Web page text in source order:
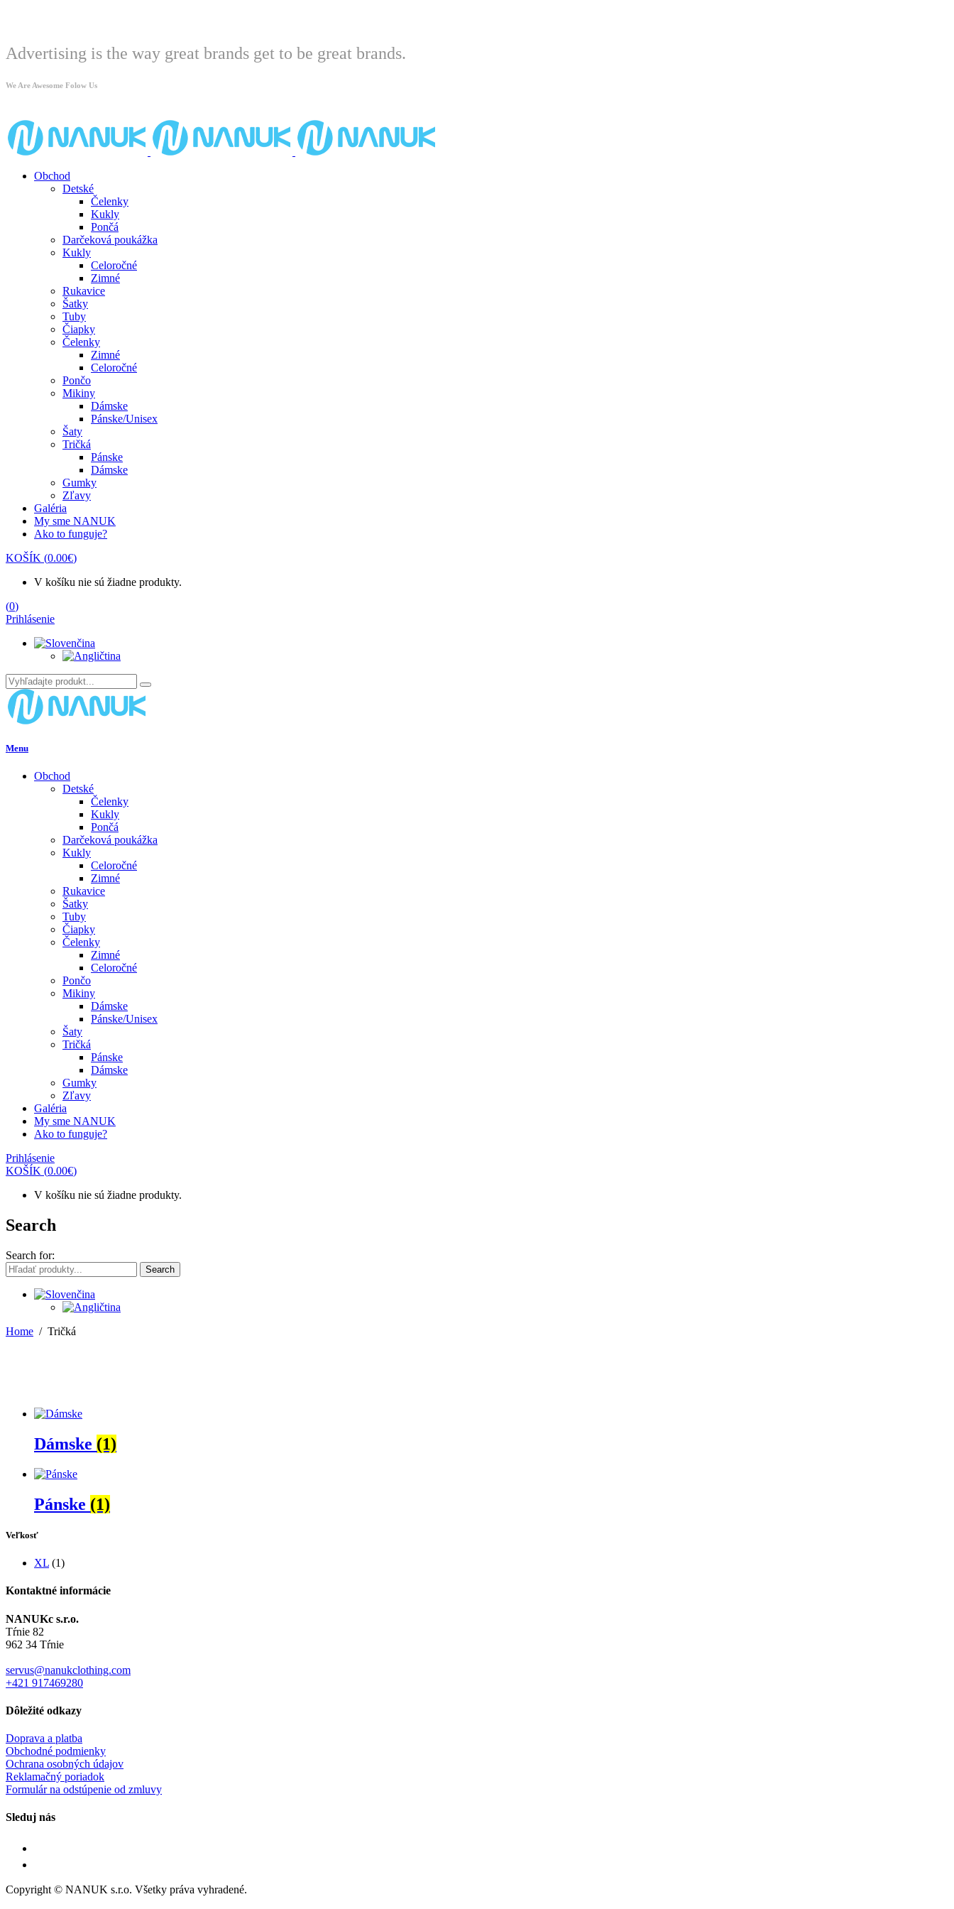
Advertising is the way great brands get to be great brands.
We Are Awesome Folow Us
Obchod
Detské
Čelenky
Kukly
Pončá
Darčeková poukážka
Kukly
Celoročné
Zimné
Rukavice
Šatky
Tuby
Čiapky
Čelenky
Zimné
Celoročné
Pončo
Mikiny
Dámske
Pánske/Unisex
Šaty
Tričká
Pánske
Dámske
Gumky
Zľavy
Galéria
My sme NANUK
Ako to funguje?
KOŠÍK (0.00€)
V košíku nie sú žiadne produkty.
(0)
Prihlásenie
Menu
Obchod
Detské
Čelenky
Kukly
Pončá
Darčeková poukážka
Kukly
Celoročné
Zimné
Rukavice
Šatky
Tuby
Čiapky
Čelenky
Zimné
Celoročné
Pončo
Mikiny
Dámske
Pánske/Unisex
Šaty
Tričká
Pánske
Dámske
Gumky
Zľavy
Galéria
My sme NANUK
Ako to funguje?
Prihlásenie
KOŠÍK (0.00€)
V košíku nie sú žiadne produkty.
Search
Search for:
Search
Home / Tričká
Dámske (1)
Pánske (1)
Veľkosť
XL (1)
Kontaktné informácie
NANUKc s.r.o.
Tŕnie 82
962 34 Tŕnie
servus@nanukclothing.com
+421 917469280
Dôležité odkazy
Doprava a platba
Obchodné podmienky
Ochrana osobných údajov
Reklamačný poriadok
Formulár na odstúpenie od zmluvy
Sleduj nás
Copyright © NANUK s.r.o. Všetky práva vyhradené.